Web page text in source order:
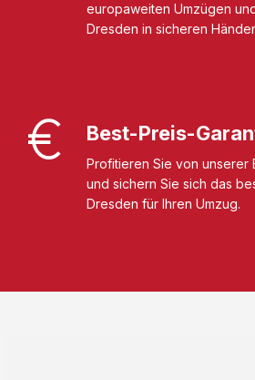
europaweiten Umzügen
Dresden in sicheren
Best-Preis-
Profitieren Sie von unserer
und sichern Sie sich das
Dresden für Ihren Umzug.